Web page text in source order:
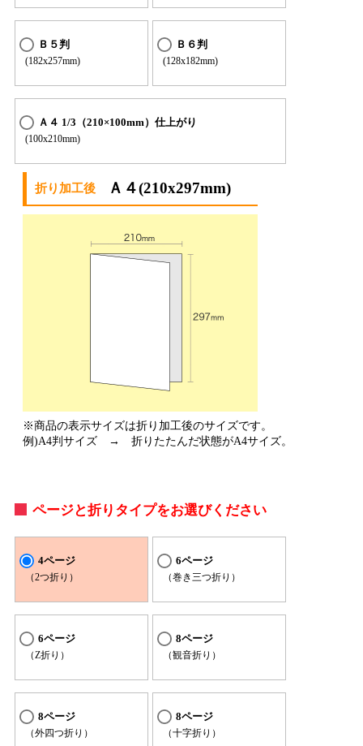
Ｂ５判
(182x257mm)
Ｂ６判
(128x182mm)
Ａ４ 1/3（210×100mm）仕上がり
(100x210mm)
Ａ４(210x297mm)
※商品の表示サイズは折り加工後のサイズです。
例)A4判サイズ → 折りたたんだ状態がA4サイズ。
ページと折りタイプをお選びください
4ページ
（2つ折り）
6ページ
（巻き三つ折り）
6ページ
（Z折り）
8ページ
（観音折り）
8ページ
（外四つ折り）
8ページ
（十字折り）